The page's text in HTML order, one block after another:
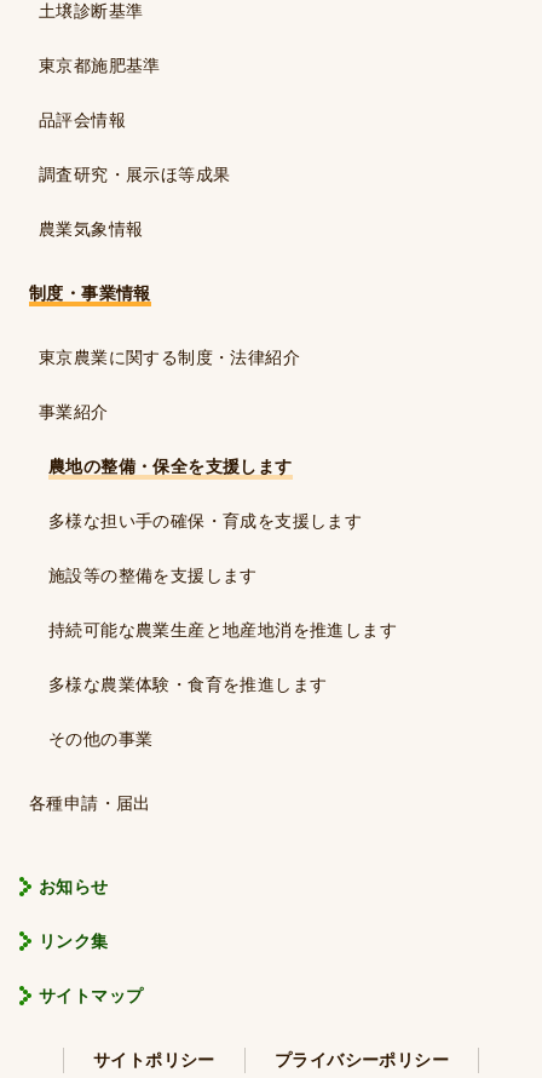
土壌診断基準
東京都施肥基準
品評会情報
調査研究・展示ほ等成果
農業気象情報
制度・事業情報
東京農業に関する制度・法律紹介
事業紹介
農地の整備・保全を支援します
多様な担い手の確保・育成を支援します
施設等の整備を支援します
持続可能な農業生産と地産地消を推進します
多様な農業体験・食育を推進します
その他の事業
各種申請・届出
お知らせ
リンク集
サイトマップ
サイトポリシー プライバシーポリシー